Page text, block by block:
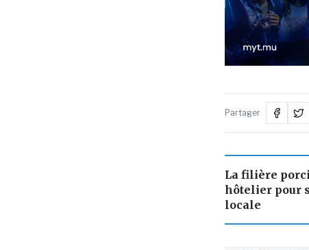
Partager
La filière
hôtelier pour
locale